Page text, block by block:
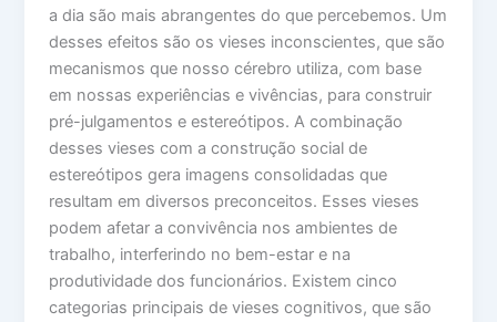
a dia são mais abrangentes do que percebemos. Um
desses efeitos são os vieses inconscientes, que são
mecanismos que nosso cérebro utiliza, com base
em nossas experiências e vivências, para construir
pré-julgamentos e estereótipos. A combinação
desses vieses com a construção social de
estereótipos gera imagens consolidadas que
resultam em diversos preconceitos. Esses vieses
podem afetar a convivência nos ambientes de
trabalho, interferindo no bem-estar e na
produtividade dos funcionários. Existem cinco
categorias principais de vieses cognitivos, que são